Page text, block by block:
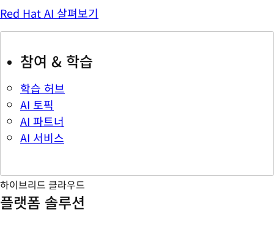
Red Hat AI 살펴보기
참여 & 학습
학습 허브
AI 토픽
AI 파트너
AI 서비스
하이브리드 클라우드
플랫폼 솔루션